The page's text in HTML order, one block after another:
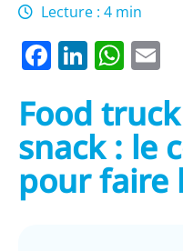
Lecture : 4 min
Facebook
Food
snack : le
pour faire